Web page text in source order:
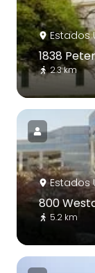
Estados
1838
2.3 km
Estados
800
5.2 km